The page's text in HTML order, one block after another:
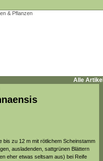
Alle Artikel
bis zu 12 m mit rötlichem Scheinstamm
ausladenden, sattgrünen Blättern
eher etwas seltsam aus) bei Reife